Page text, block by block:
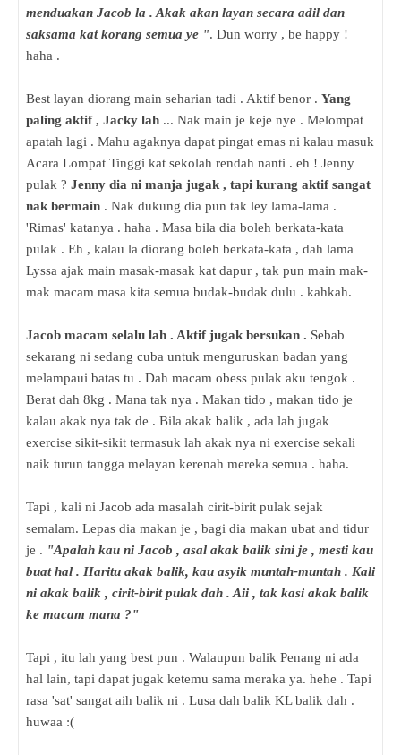
menduakan Jacob la . Akak akan layan secara adil dan
saksama kat korang semua ye ". Dun worry , be happy !
haha .
Best layan diorang main seharian tadi . Aktif benor . Yang
paling aktif , Jacky lah ... Nak main je keje nye . Melompat
apatah lagi . Mahu agaknya dapat pingat emas ni kalau masuk
Acara Lompat Tinggi kat sekolah rendah nanti . eh ! Jenny
pulak ? Jenny dia ni manja jugak , tapi kurang aktif sangat
nak bermain . Nak dukung dia pun tak ley lama-lama .
'Rimas' katanya . haha . Masa bila dia boleh berkata-kata
pulak . Eh , kalau la diorang boleh berkata-kata , dah lama
Lyssa ajak main masak-masak kat dapur , tak pun main mak-
mak macam masa kita semua budak-budak dulu . kahkah.
Jacob macam selalu lah . Aktif jugak bersukan . Sebab
sekarang ni sedang cuba untuk menguruskan badan yang
melampaui batas tu . Dah macam obess pulak aku tengok .
Berat dah 8kg . Mana tak nya . Makan tido , makan tido je
kalau akak nya tak de . Bila akak balik , ada lah jugak
exercise sikit-sikit termasuk lah akak nya ni exercise sekali
naik turun tangga melayan kerenah mereka semua . haha.
Tapi , kali ni Jacob ada masalah cirit-birit pulak sejak
semalam. Lepas dia makan je , bagi dia makan ubat and tidur
je . "Apalah kau ni Jacob , asal akak balik sini je , mesti kau
buat hal . Haritu akak balik, kau asyik muntah-muntah . Kali
ni akak balik , cirit-birit pulak dah . Aii , tak kasi akak balik
ke macam mana ?"
Tapi , itu lah yang best pun . Walaupun balik Penang ni ada
hal lain, tapi dapat jugak ketemu sama meraka ya. hehe . Tapi
rasa 'sat' sangat aih balik ni . Lusa dah balik KL balik dah .
huwaa :(